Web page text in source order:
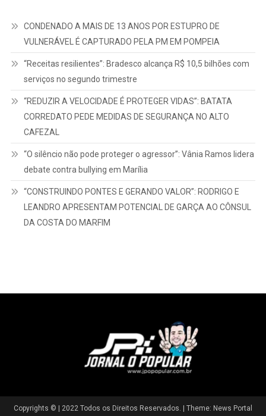
CONDENADO A MAIS DE 13 ANOS POR ESTUPRO DE
VULNERÁVEL É CAPTURADO PELA PM EM POMPEIA
“Receitas resilientes”: Bradesco alcança R$ 10,5 bilhões com
serviços no segundo trimestre
“REDUZIR A VELOCIDADE É PROTEGER VIDAS”: BATATA
CORREDATO PEDE MEDIDAS DE SEGURANÇA NO ALTO
CAFEZAL
“O silêncio não pode proteger o agressor”: Vânia Ramos lidera
debate contra bullying em Marília
“CONSTRUINDO PONTES E GERANDO VALOR”: RODRIGO E
LEANDRO APRESENTAM POTENCIAL DE GARÇA AO CÔNSUL
DA COSTA DO MARFIM
Copyrights © | 2022 Todos os Direitos Reservados. | Theme: News Portal